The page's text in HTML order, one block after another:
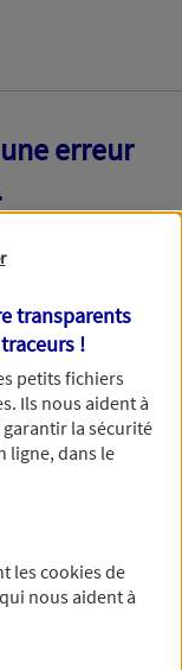
erreur
nous empêche
à rafraichir ce
transparents
!
petits fichiers
. Ils nous aident à
la sécurité
ligne, dans le
lescookiesde
nous aident à